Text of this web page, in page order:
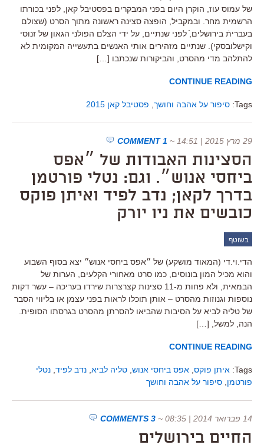
של עמוס עוז, הוקרן היום בפני המבקרים בפסטיבל קאן, לפני בכורתו
הרשמית מחר. ובמקביל, הופצה סצינה ראשונה מתוך הסרט (שצולם
בעבריתֿ בירושלים,ֿ לפני שנתיים, על ידי הצלם הפולני הגאון של זנוסי
וקישלובסקי). שנתיים מזהירים אותי האנשים בתעשייה המקומית לא
להתלהב מדי מהסרט, והביקורות שנכתבו […]
CONTINUE READING
Tags: סיפור על אהבה וחושך פסטיבל קאן 2015
29 מרץ 2015 | 14:51 ~
1 COMMENT
הסצינות האבודות של ״אפס
ביחסי אנוש״. וגם: נטלי פורטמן
בדרך לקאן; נדב לפיד ואיתן פוקס
כובשים את ניו יורק
בשוטף
הדי.וי.די (המאוד מושקע) של ״אפס ביחסי אנוש״ יצא בסוף השבוע
והוא מכיל המון בונוסים, כמו סרט מאחורי הקלעים, הערות של
הבמאית, ולא פחות מ-11 סצינות קצרצרות שירדו בעריכה – עשר דקות
נוספות וגנוזות מהסרט – אותן תוכלו לראות בפני עצמן או בליווי הסבר
של טליה לביא על הסיבות שהביאו להסרתן מהסרט בגרסתו הסופית.
הנה, למשל, […]
CONTINUE READING
Tags: איתן פוקס אפס ביחסי אנוש טליה לביא נדב לפיד נטלי
פורטמן סיפור על אהבה וחושך
14 פברואר 2014 | 08:35 ~
3 COMMENTS
החיים בירושלים